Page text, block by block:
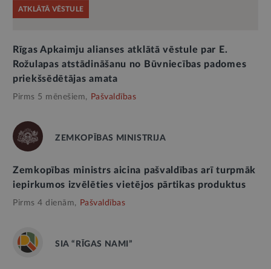
ATKLĀTĀ VĒSTULE
Rīgas Apkaimju alianses atklātā vēstule par E.
Rožulapas atstādināšanu no Būvniecības padomes
priekšsēdētājas amata
Pirms 5 mēnešiem, Pašvaldības
ZEMKOPĪBAS MINISTRIJA
Zemkopības ministrs aicina pašvaldības arī turpmāk
iepirkumos izvēlēties vietējos pārtikas produktus
Pirms 4 dienām, Pašvaldības
SIA “RĪGAS NAMI”